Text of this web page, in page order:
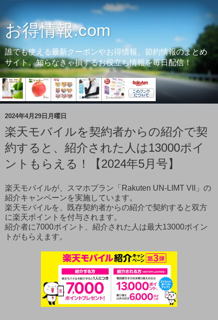
お得情報.com
誰でも使える最新クーポンやお得情報、節約情報のまとめ
サイト。知らなきゃ損するお役立ち情報を毎日配信！
2024年4月29日月曜日
楽天モバイルを契約者からの紹介で契
約すると、紹介された人は13000ポイ
ントもらえる！【2024年5月号】
楽天モバイルが、スマホプラン「Rakuten UN-LIMT VII」の
紹介キャンペーンを実施しています。
楽天モバイルを、既存契約者からの紹介で契約すると双方
に楽天ポイントを付与されます。
紹介者に7000ポイント、紹介された人は最大13000ポイン
トがもらえます。